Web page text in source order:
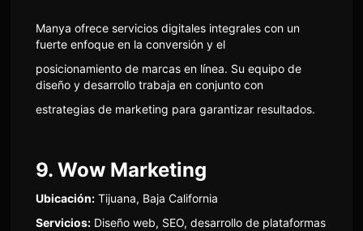
Manya ofrece servicios digitales integrales con un
fuerte enfoque en la conversión y el
posicionamiento de marcas en línea. Su equipo de
diseño y desarrollo trabaja en conjunto con
estrategias de marketing para garantizar resultados.
9. Wow Marketing
Ubicación:Tijuana, Baja California
Servicios:Diseño web, SEO, desarrollo de plataformas